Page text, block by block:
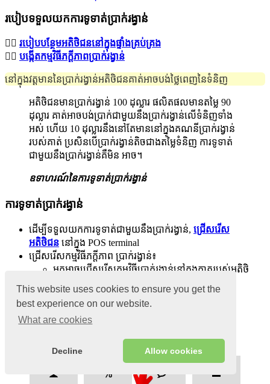
This website uses cookies to ensure you get the
best experience on our website.
What are cookies
Decline Allow cookies
របៀបទទួលយកការទូទាត់ប្រាក់រង្វាន់
☝🏼 របៀបបន្ថែមអតិថិជននៅក្នុងផ្ទាំងគ្រប់គ្រង
☝🏼 បង្កើតកម្មវិធីភក្ដីភាពប្រាក់រង្វាន់
នៅក្នុងវត្តមាននៃប្រាក់រង្វាន់អតិថិជនគាត់អាចបង់ថ្លៃពេញនៃទំនិញ
អតិថិជនមានប្រាក់រង្វាន់ 100 ដុល្លារ ផលិតផលមានតម្លៃ 90
ដុល្លារ គាត់អាចបង់ប្រាក់ជាមួយនឹងប្រាក់រង្វាន់លើទំនិញទាំង
អស់ ហើយ 10 ដុល្លារនឹងនៅតែមាននៅក្នុងគណនីប្រាក់រង្វាន់
របស់គាត់ ប្រសិនបើប្រាក់រង្វាន់តិចជាងតម្លៃទំនិញ ការទូទាត់
ជាមួយនឹងប្រាក់រង្វាន់គឺមិន អាច។
ឧទាហរណ៍នៃការទូទាត់ប្រាក់រង្វាន់
ការទូទាត់ប្រាក់រង្វាន់
ដើម្បីទទួលយកការទូទាត់ជាមួយនឹងប្រាក់រង្វាន់, ជ្រើសរើស
អតិថិជន នៅក្នុង POS terminal
ជ្រើសរើសកម្មវិធីភក្ដីភាព ប្រាក់រង្វាន់៖
អ្នកអាចជ្រើសរើសកម្មវិធីប្រាក់រង្វាន់នៅក្នុងកាតរបស់អតិថិ
ជ្រើសរើស កកម្មវិធីប្រាក់រង្វាន់នៅក្នុងស្ថានីយ Pos
ClickPayment